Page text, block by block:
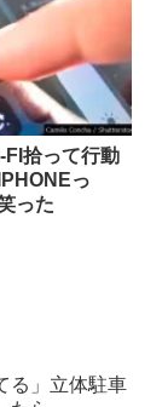
FI拾って行動
っ
った
る」立体駐車